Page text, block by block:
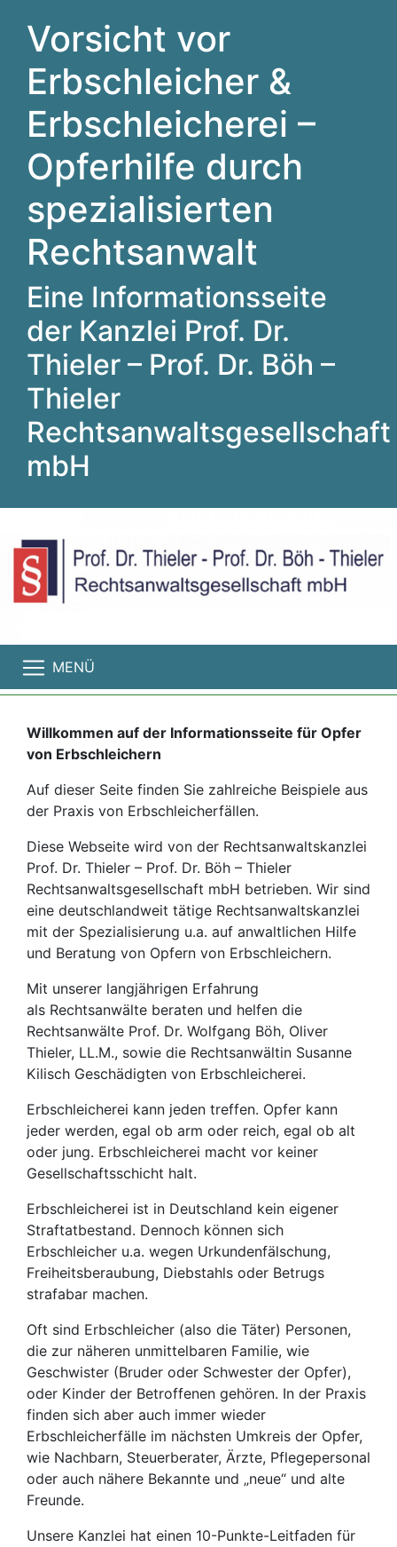
Vorsicht vor
Erbschleicher &
Erbschleicherei –
Opferhilfe durch
spezialisierten
Rechtsanwalt
Eine Informationsseite
der Kanzlei Prof. Dr.
Thieler – Prof. Dr. Böh –
Thieler
Rechtsanwaltsgesellschaft
mbH
MENÜ
Willkommen auf der Informationsseite für Opfer
von Erbschleichern
Auf dieser Seite finden Sie zahlreiche Beispiele aus
der Praxis von Erbschleicherfällen.
Diese Webseite wird von der Rechtsanwaltskanzlei
Prof. Dr. Thieler – Prof. Dr. Böh – Thieler
Rechtsanwaltsgesellschaft mbH betrieben. Wir sind
eine deutschlandweit tätige Rechtsanwaltskanzlei
mit der Spezialisierung u.a. auf anwaltlichen Hilfe
und Beratung von Opfern von Erbschleichern.
Mit unserer langjährigen Erfahrung
als Rechtsanwälte beraten und helfen die
Rechtsanwälte Prof. Dr. Wolfgang Böh, Oliver
Thieler, LL.M., sowie die Rechtsanwältin Susanne
Kilisch Geschädigten von Erbschleicherei.
Erbschleicherei kann jeden treffen. Opfer kann
jeder werden, egal ob arm oder reich, egal ob alt
oder jung. Erbschleicherei macht vor keiner
Gesellschaftsschicht halt.
Erbschleicherei ist in Deutschland kein eigener
Straftatbestand. Dennoch können sich
Erbschleicher u.a. wegen Urkundenfälschung,
Freiheitsberaubung, Diebstahls oder Betrugs
strafabar machen.
Oft sind Erbschleicher (also die Täter) Personen,
die zur näheren unmittelbaren Familie, wie
Geschwister (Bruder oder Schwester der Opfer),
oder Kinder der Betroffenen gehören. In der Praxis
finden sich aber auch immer wieder
Erbschleicherfälle im nächsten Umkreis der Opfer,
wie Nachbarn, Steuerberater, Ärzte, Pflegepersonal
oder auch nähere Bekannte und „neue“ und alte
Freunde.
Unsere Kanzlei hat einen 10-Punkte-Leitfaden für